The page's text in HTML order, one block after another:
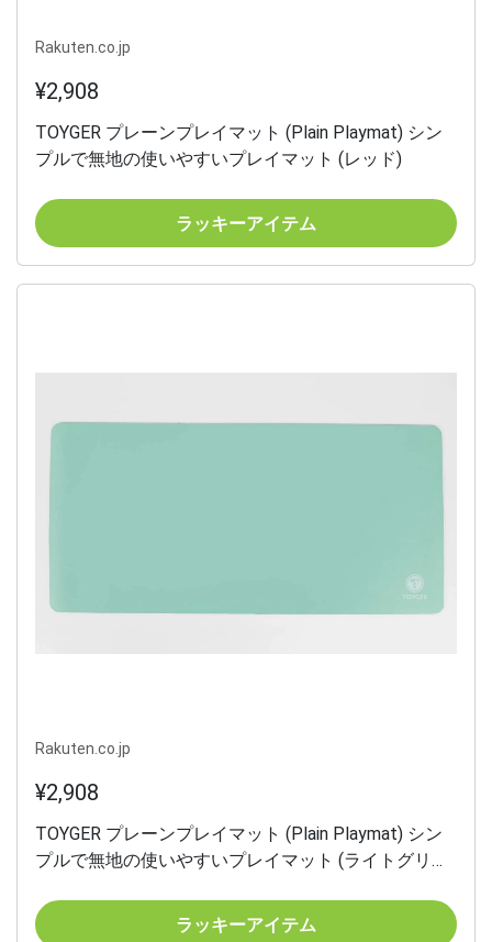
Rakuten.co.jp
¥2,908
TOYGER プレーンプレイマット (Plain Playmat) シン
プルで無地の使いやすいプレイマット (レッド)
ラッキーアイテム
Rakuten.co.jp
¥2,908
TOYGER プレーンプレイマット (Plain Playmat) シン
プルで無地の使いやすいプレイマット (ライトグリー
ラッキーアイテム